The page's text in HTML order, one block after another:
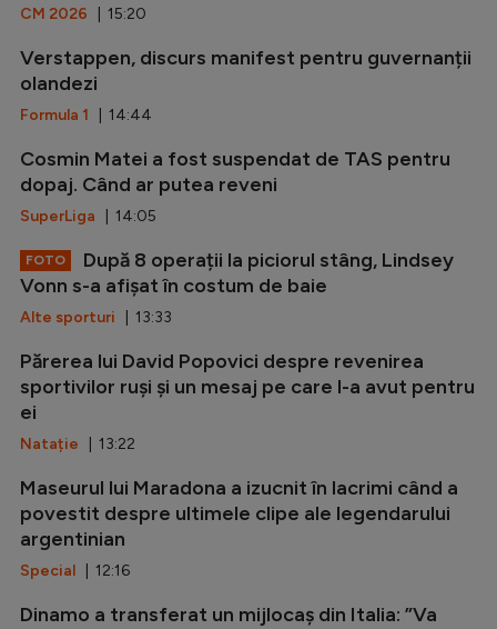
CM 2026 | 15:20
Verstappen, discurs manifest pentru guvernanții
olandezi
Formula 1 | 14:44
Cosmin Matei a fost suspendat de TAS pentru
dopaj. Când ar putea reveni
SuperLiga | 14:05
FOTO
După 8 operații la piciorul stâng, Lindsey
Vonn s-a afișat în costum de baie
Alte sporturi | 13:33
Părerea lui David Popovici despre revenirea
sportivilor ruși și un mesaj pe care l-a avut pentru
ei
Natație | 13:22
Maseurul lui Maradona a izucnit în lacrimi când a
povestit despre ultimele clipe ale legendarului
argentinian
Special | 12:16
Dinamo a transferat un mijlocaș din Italia: ”Va